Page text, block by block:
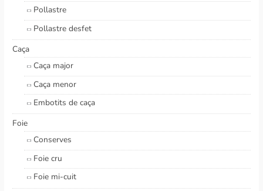
Pollastre
Pollastre desfet
Caça
Caça major
Caça menor
Embotits de caça
Foie
Conserves
Foie cru
Foie mi-cuit